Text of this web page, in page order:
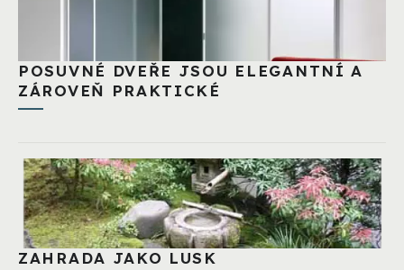
POSUVNÉ DVEŘE JSOU ELEGANTNÍ A
ZÁROVEŇ PRAKTICKÉ
ZAHRADA JAKO LUSK